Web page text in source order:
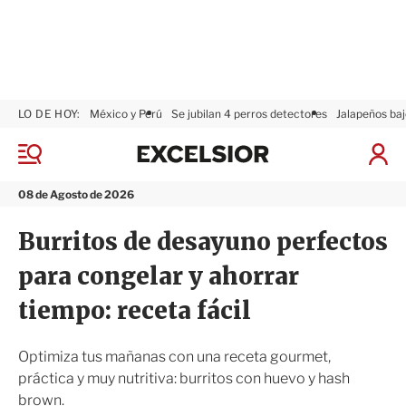
M
n
08 de Agosto de 2026
LO DE HOY: México y Perú Se jubilan 4 perros detectores Jalapeños
I
a
x
i
r
Burritos de desayuno perfectos
para congelar y ahorrar
tiempo: receta fácil
Optimiza tus mañanas con una receta gourmet,
práctica y muy nutritiva: burritos con huevo y hash
brown.